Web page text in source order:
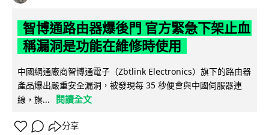
智博通路由器爆後門 官方緊急下架止血
稱漏洞是功能在維修時使用
中國網通廠商智博通電子（Zbtlink Electronics）旗下的路由器
產品爆出嚴重安全漏洞，被發現每 35 秒便會與中國伺服器連
線，旗...
閱讀全文
分享